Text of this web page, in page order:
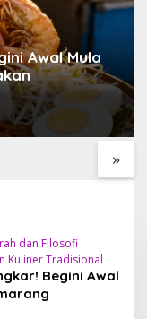
Awal Mula
»
Penglipuran
di
dan Filosofi
Kuliner Tradisional
Begini Awal